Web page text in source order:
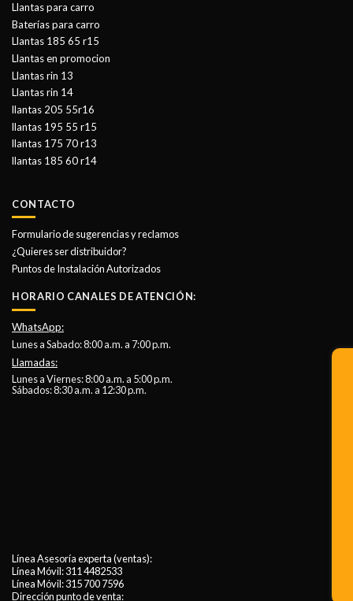
Llantas para carro
Baterías para carro
Llantas 185 65 r15
Llantas en promocion
Llantas rin 13
Llantas rin 14
llantas 205 55r16
llantas 195 55 r15
llantas 175 70 r13
llantas 185 60 r14
CONTACTO
Formulario de sugerencias y reclamos
¿Quieres ser distribuidor?
Puntos de Instalación Autorizados
HORARIO CANALES DE ATENCIÓN:
WhatsApp:
Lunes a Sabado: 8:00 a.m. a 7:00 p.m.
Llamadas:
Lunes a Viernes: 8:00 a.m. a 5:00 p.m.
Sábados: 8:30 a.m. a 12:30 p.m.
Línea Asesoría experta (ventas):
Línea Móvil:311 4482533
Línea Móvil:315 700 7596
Dirección punto de venta: